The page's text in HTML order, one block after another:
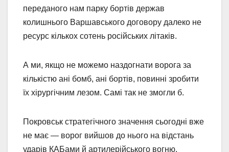
переданого нам парку бортів держав
колишнього Варшавського договору далеко не
ресурс кількох сотень російських літаків.
А ми, якщо не можемо наздогнати ворога за
кількістю ані бомб, ані бортів, повинні зробити
їх хірургічним лезом. Самі так не змогли б.
Покровськ стратегічного значення сьогодні вже
не має — ворог вийшов до нього на відстань
ударів КАБами й артилерійського вогню.